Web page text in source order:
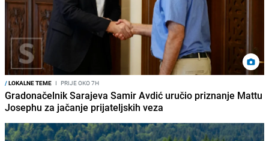
/LOKALNE TEME I PRIJE OKO 7H
Gradonačelnik Sarajeva Samir Avdić uručio priznanje Mattu
Josephu za jačanje prijateljskih veza